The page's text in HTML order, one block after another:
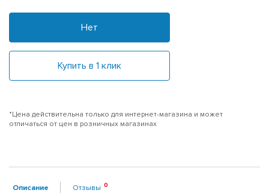
Нет
Купить в 1 клик
*Цена действительна только для интернет-магазина и может
отличаться от цен в розничных магазинах
Описание Отзывы